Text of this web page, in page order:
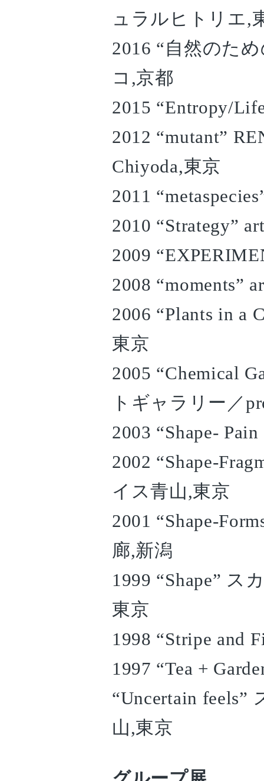
ュラルヒトリエ,
2016 “自然のた
コ,京都
2015 “Entropy/
2012 “mutant”
Chiyoda,東京
2011
2010 “Strategy”
2009
2008 “moments”
2006 “Plants in a
東京
2005 “Chemical
トギャラリー／
2003 “Shape-
2002 “Shape-
イス青山,東京
2001 “Shape-
廊,新潟
1999 “Shape” ス
東京
1998 “Stripe and
1997 “Tea +
“Uncertain feels”
山,東京